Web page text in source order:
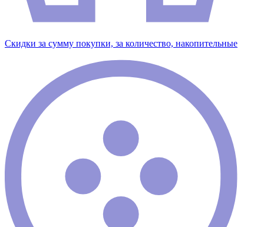
Скидки за сумму покупки, за количество, накопительные